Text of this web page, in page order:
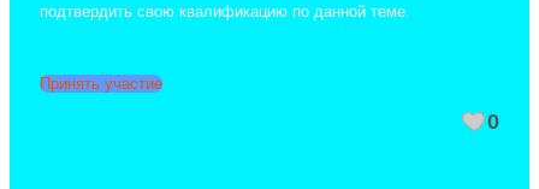
подтвердить свою квалификацию по данной теме.
Принять участие
0